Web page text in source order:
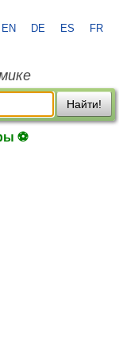
EN DE ES FR
Найти!
⚽